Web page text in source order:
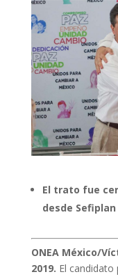
El trato fue
desde
ONEA México/
2019. El candidato